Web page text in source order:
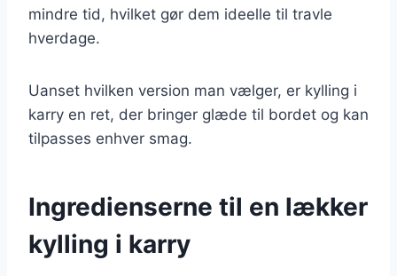
mindre tid, hvilket gør dem ideelle til travle
hverdage.
Uanset hvilken version man vælger, er kylling i
karry en ret, der bringer glæde til bordet og kan
tilpasses enhver smag.
Ingredienserne til en lækker
kylling i karry